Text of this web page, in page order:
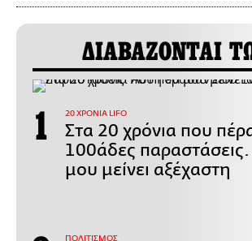
ΔΙΑΒΑΖΟΝΤΑΙ
20 ΧΡΟΝΙΑ LIFO
Στα 20 χρόνια που
100άδες
μου μείνει αξέχαστη
ΠΟΛΙΤΙΣΜΟΣ